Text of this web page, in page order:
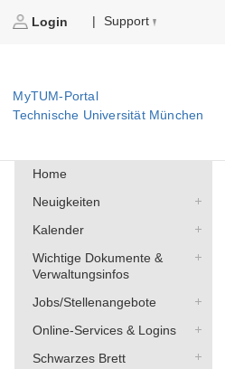
Login | Support
MyTUM-Portal
Technische Universität München
Home
Neuigkeiten
Kalender
Wichtige Dokumente &
Verwaltungsinfos
Jobs/Stellenangebote
Online-Services & Logins
Schwarzes Brett